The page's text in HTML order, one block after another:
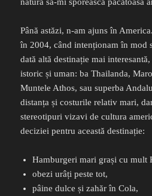
Până astăzi, n-am ajuns în
în 2004, când intenționam în mod
dată altă destinație mai
istoric și uman: ba Thailanda,
Muntele Athos, sau superba
distanța și costurile relativ mari,
stereotipuri vizavi de cultura
deciziei pentru această destinație:
Hamburgeri mari grași cu mult
obezi urâți peste tot,
pâine dulce și zahăr în Cola,